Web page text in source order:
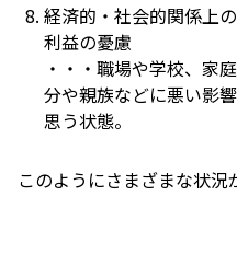
経済的・社会的関係上
利益の憂慮
・・・職場や学校、家
分や親族などに悪い影
思う状態。
このようにさまざまな状況